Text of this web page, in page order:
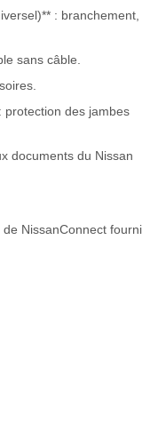
: branchement,
sans câble.
protection des jambes
documents du Nissan
NissanConnect fourni